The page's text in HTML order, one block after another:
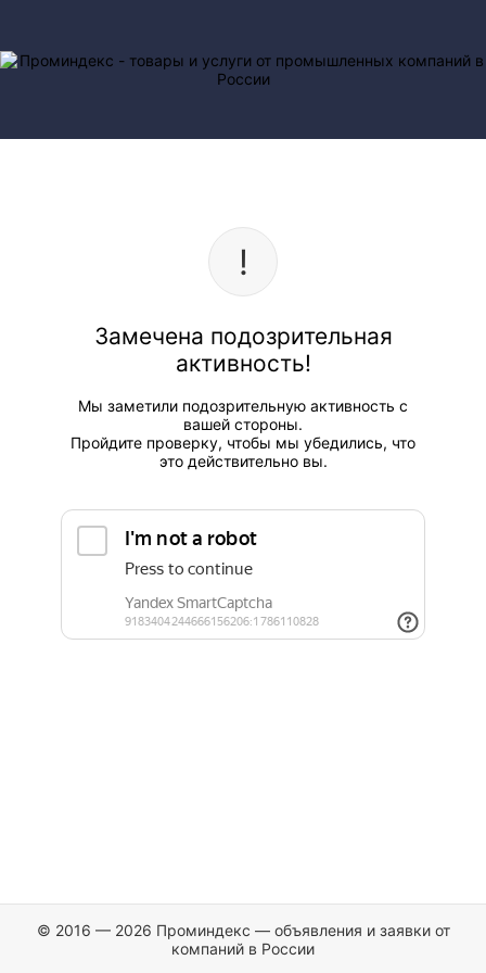
Замечена подозрительная
активность!
Мы заметили подозрительную активность с
вашей стороны.
Пройдите проверку, чтобы мы убедились, что
это действительно вы.
© 2016 — 2026 Проминдекс — объявления и заявки от
компаний в России